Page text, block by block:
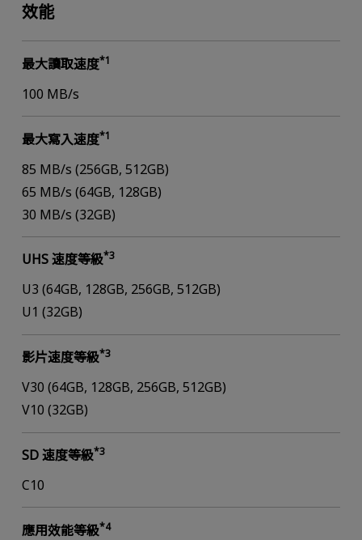
效能
最大讀取速度*1
100 MB/s
最大寫入速度*1
85 MB/s (256GB, 512GB)
65 MB/s (64GB, 128GB)
30 MB/s (32GB)
UHS 速度等級*3
U3 (64GB, 128GB, 256GB, 512GB)
U1 (32GB)
影片速度等級*3
V30 (64GB, 128GB, 256GB, 512GB)
V10 (32GB)
SD 速度等級*3
C10
應用效能等級*4